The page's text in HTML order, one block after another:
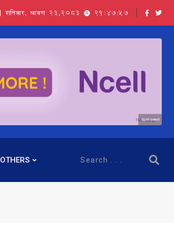
शनिबार, श्रावण २३,२०८३ 21:47:58
Sponsored
OTHERS